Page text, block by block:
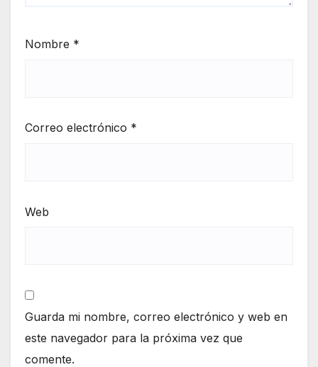
Nombre *
Correo electrónico *
Web
Guarda mi nombre, correo electrónico y web en
este navegador para la próxima vez que
comente.